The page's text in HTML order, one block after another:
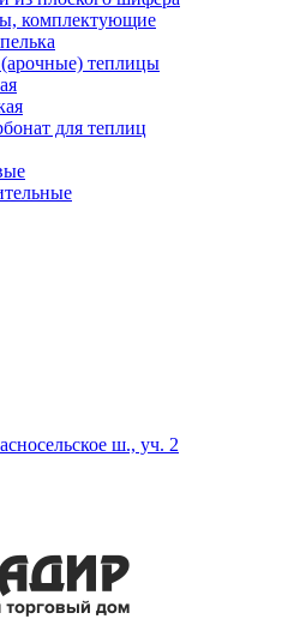
комплектующие
теплицы
для теплиц
ш., уч. 2